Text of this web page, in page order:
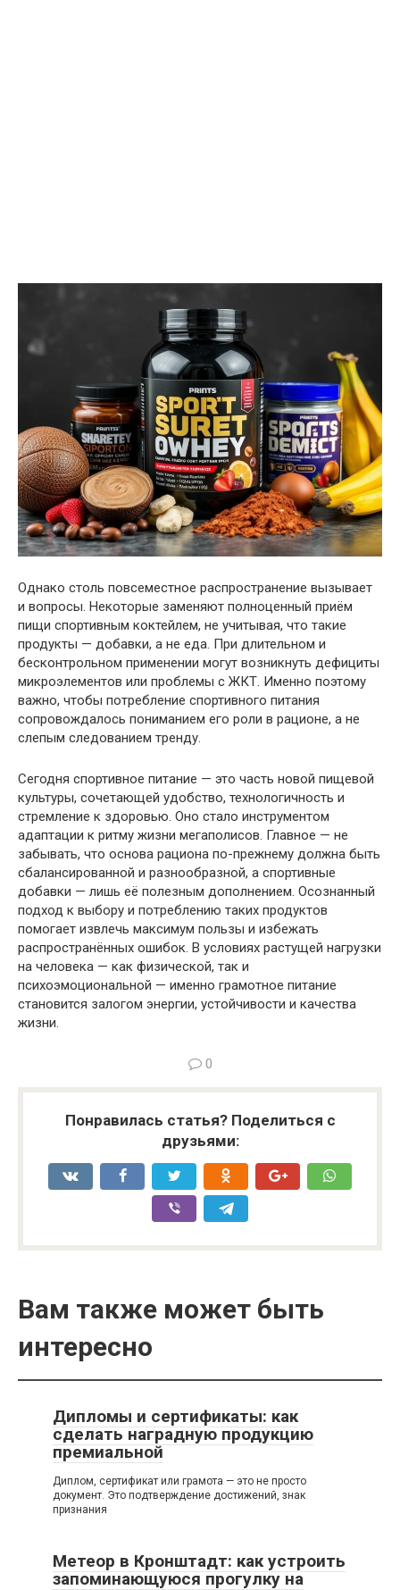
Однако столь повсеместное распространение вызывает
и вопросы. Некоторые заменяют полноценный приём
пищи спортивным коктейлем, не учитывая, что такие
продукты — добавки, а не еда. При длительном и
бесконтрольном применении могут возникнуть дефициты
микроэлементов или проблемы с ЖКТ. Именно поэтому
важно, чтобы потребление спортивного питания
сопровождалось пониманием его роли в рационе, а не
слепым следованием тренду.
Сегодня спортивное питание — это часть новой пищевой
культуры, сочетающей удобство, технологичность и
стремление к здоровью. Оно стало инструментом
адаптации к ритму жизни мегаполисов. Главное — не
забывать, что основа рациона по-прежнему должна быть
сбалансированной и разнообразной, а спортивные
добавки — лишь её полезным дополнением. Осознанный
подход к выбору и потреблению таких продуктов
помогает извлечь максимум пользы и избежать
распространённых ошибок. В условиях растущей нагрузки
на человека — как физической, так и
психоэмоциональной — именно грамотное питание
становится залогом энергии, устойчивости и качества
жизни.
0
Понравилась статья? Поделиться с
друзьями:
Вам также может быть
интересно
Дипломы и сертификаты: как
сделать наградную продукцию
премиальной
Диплом, сертификат или грамота — это не просто
документ. Это подтверждение достижений, знак
признания
Метеор в Кронштадт: как устроить
запоминающуюся прогулку на